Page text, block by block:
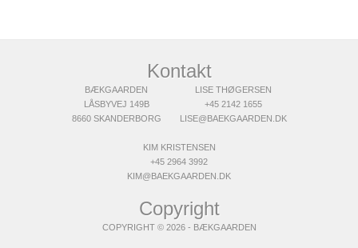
Kontakt
BÆKGAARDEN
LÅSBYVEJ 149B
8660 SKANDERBORG
LISE THØGERSEN
+45 2142 1655
LISE@BAEKGAARDEN.DK
KIM KRISTENSEN
+45 2964 3992
KIM@BAEKGAARDEN.DK
Copyright
COPYRIGHT © 2026 - BÆKGAARDEN